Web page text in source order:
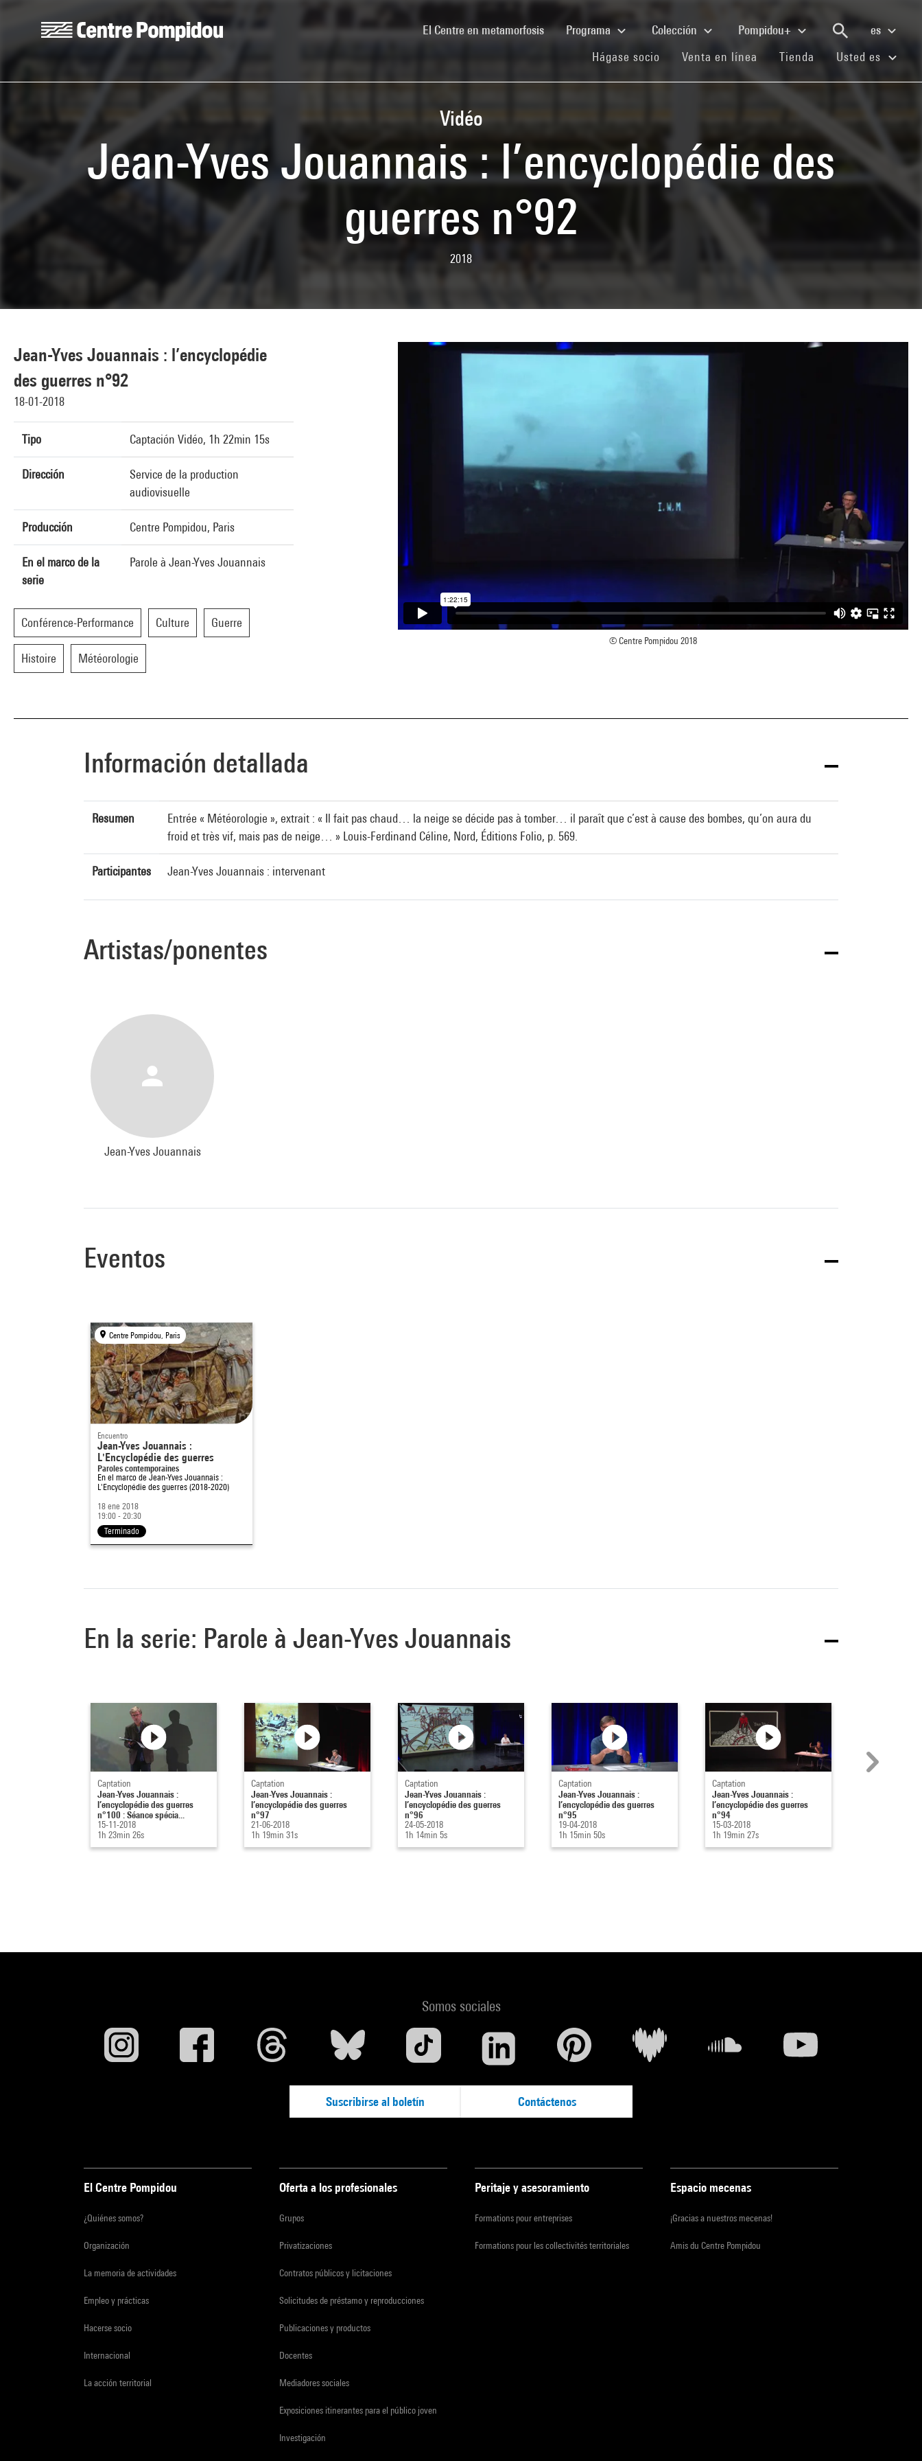
El Centre en metamorfosis(current)Programa Colección Pompidou+
es
Hágase socio (current)
Venta en línea (current)
Tienda (current)
Usted es
Vidéo
Jean-Yves Jouannais : l’encyclopédie des
guerres n°92
2018
Jean-Yves Jouannais : l’encyclopédie
des guerres n°92
18-01-2018
Tipo Captación Vidéo, 1h 22min 15s
Dirección
Service de la production
audiovisuelle
Producción Centre Pompidou, Paris
En el marco de la
serie
Parole à Jean-Yves Jouannais
Conférence-Performance Culture Guerre
Histoire Météorologie
© Centre Pompidou 2018
Información detallada
Resumen
Entrée « Météorologie », extrait : « Il fait pas chaud… la neige se décide pas à tomber… il paraît que c’est à cause des bombes, qu’on aura du
froid et très vif, mais pas de neige… » Louis-Ferdinand Céline, Nord, Éditions Folio, p. 569.
Participantes Jean-Yves Jouannais : intervenant
Artistas/ponentes
Jean-Yves Jouannais
Eventos
Centre Pompidou, Paris
Encuentro
Jean-Yves Jouannais :
L'Encyclopédie des guerres
Paroles contemporaines
En el marco de Jean-Yves Jouannais :
L'Encyclopédie des guerres (2018-2020)
18 ene 2018
19:00 - 20:30
Terminado
En la serie: Parole à Jean-Yves Jouannais
Captation
Jean-Yves Jouannais :
l’encyclopédie des guerres
n°100 : Séance spécia...
15-11-2018
1h 23min 26s
Captation
Jean-Yves Jouannais :
l’encyclopédie des guerres
n°97
21-06-2018
1h 19min 31s
Captation
Jean-Yves Jouannais :
l’encyclopédie des guerres
n°96
24-05-2018
1h 14min 5s
Captation
Jean-Yves Jouannais :
l’encyclopédie des guerres
n°95
19-04-2018
1h 15min 50s
Captation
Jean-Yves Jouannais :
l’encyclopédie des guerres
n°94
15-03-2018
1h 19min 27s
Somos sociales
Suscribirse al boletín Contáctenos
El Centre Pompidou
¿Quiénes somos?
Organización
La memoria de actividades
Empleo y prácticas
Hacerse socio
Internacional
La acción territorial
Oferta a los profesionales
Grupos
Privatizaciones
Contratos públicos y licitaciones
Solicitudes de préstamo y reproducciones
Publicaciones y productos
Docentes
Mediadores sociales
Exposiciones itinerantes para el público joven
Investigación
Peritaje y asesoramiento
Formations pour entreprises
Formations pour les collectivités territoriales
Espacio mecenas
¡Gracias a nuestros mecenas!
Amis du Centre Pompidou